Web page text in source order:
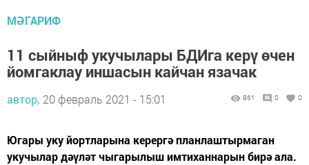
МӘГАРИФ
11 сыйныф укучылары БДИга керү өчен
йомгаклау иншасын кайчан язачак
автор, 20 февраль 2021 - 15:01 861 0 0
Югары уку йортларына керергә планлаштырмаган
укучылар дәүләт чыгарылыш имтиханнарын бирә ала.